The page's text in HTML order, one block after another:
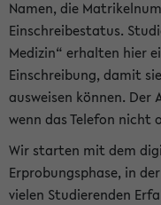
Namen, die
Einschreibestatus.
Medizin“ erhalten hier
Einschreibung, damit
ausweisen können.
wenn das Telefon nicht
Wir starten mit dem
Erprobungsphase, in
vielen Studierenden